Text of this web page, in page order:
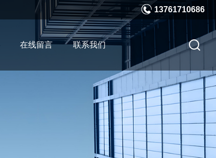
13761710686
在线留言 联系我们